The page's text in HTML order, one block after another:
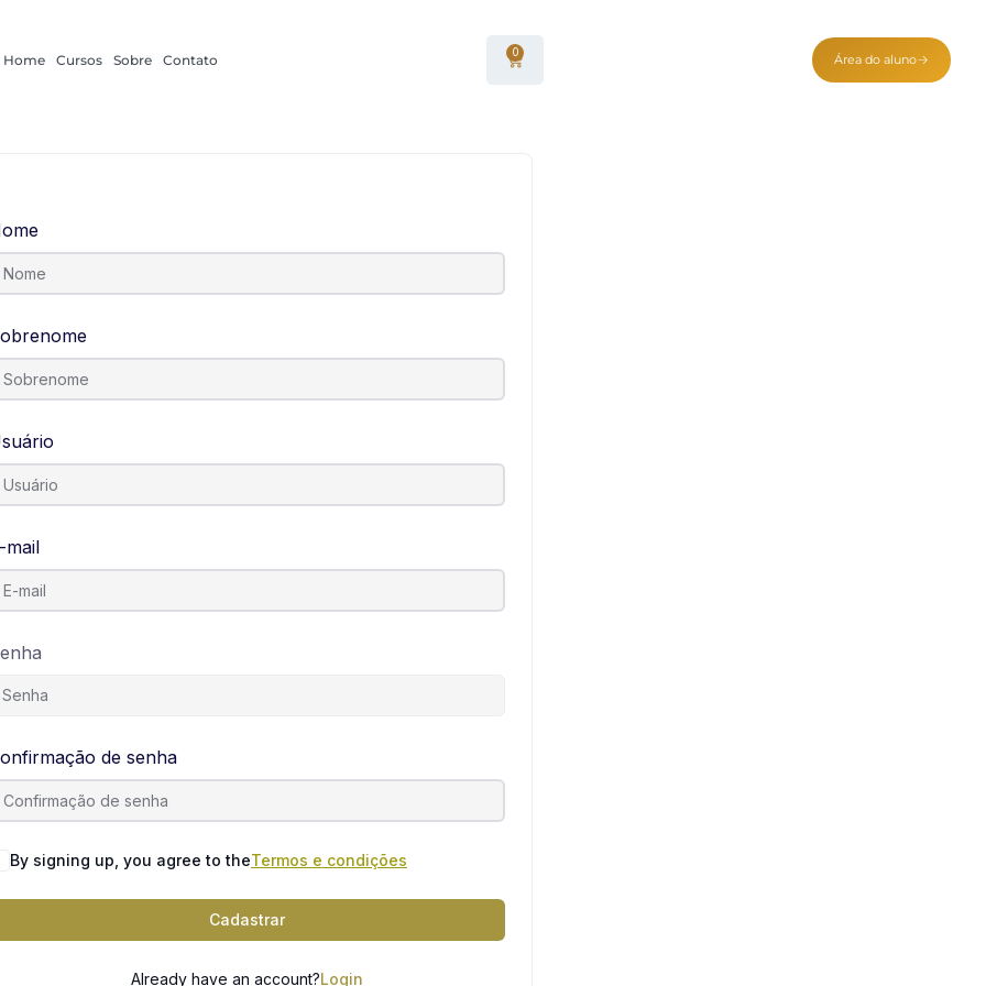
Home Cursos Sobre Contato 0 Área do aluno
mail
de senha
By signing up, you agree to theTermos e condições
Cadastrar
Already have an account?Login